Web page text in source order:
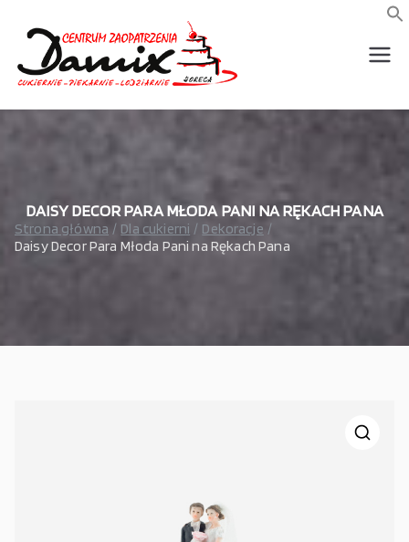
treści
wszystko
dla
gastrono
wszystko dla piekarni,
DAISY DECOR PARA MŁODA PANI NA RĘKACH PANA
Strona główna Dla cukierni
Dekoracje
Daisy Decor Para Młoda Pani na Rękach Pana